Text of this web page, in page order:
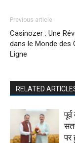
Previous article
Casinozer : Une
dans le Monde des
Ligne
RELATED
पर